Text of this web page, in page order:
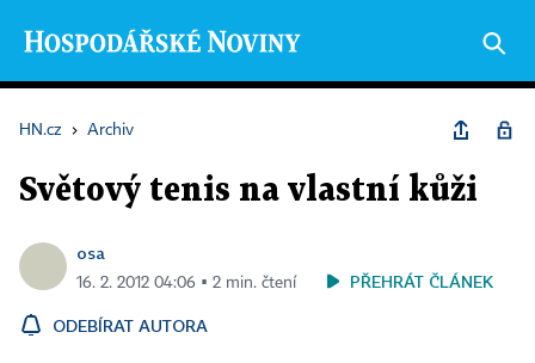
HN.cz › Archiv
Světový tenis na vlastní kůži
osa
16. 2. 2012 04:06 ▪ 2 min. čtení PŘEHRÁT ČLÁNEK
ODEBÍRAT AUTORA